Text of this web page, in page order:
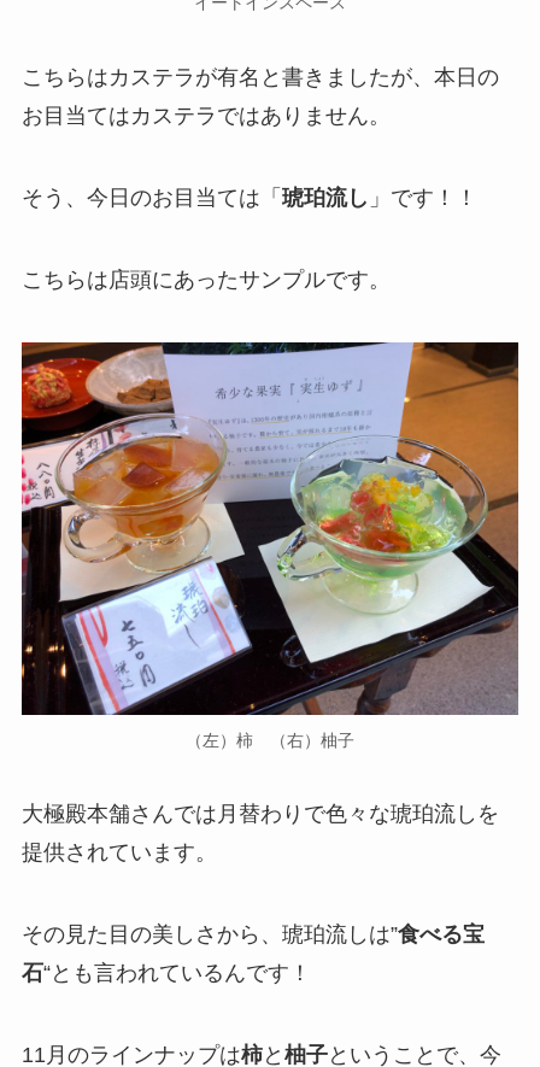
こちらはカステラが有名と書きましたが、本日の
お目当てはカステラではありません。
そう、今日のお目当ては「 琥珀流し 」です！！
こちらは店頭にあったサンプルです。
（左）柿 （右）柚子
大極殿本舗さんでは 月替わりで色々な琥珀流しを
提供されています。
その見た目の美しさから、琥珀流しは”食べる宝
石“とも言われているんです！
11月のラインナップは柿と 柚子ということで、今